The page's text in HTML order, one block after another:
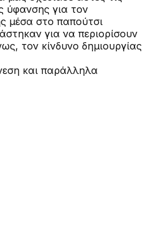
ύφανσης για τον
μέσα στο παπούτσι
για να περιορίσουν
τον κίνδυνο δημιουργίας
και παράλληλα